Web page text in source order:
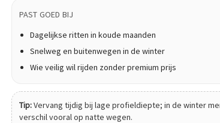
PAST GOED BIJ
Dagelijkse ritten in koude maanden
Snelweg en buitenwegen in de winter
Wie veilig wil rijden zonder premium prijs
Tip:Vervang tijdig bij lage profieldiepte; in de winter
verschil vooral op natte wegen.